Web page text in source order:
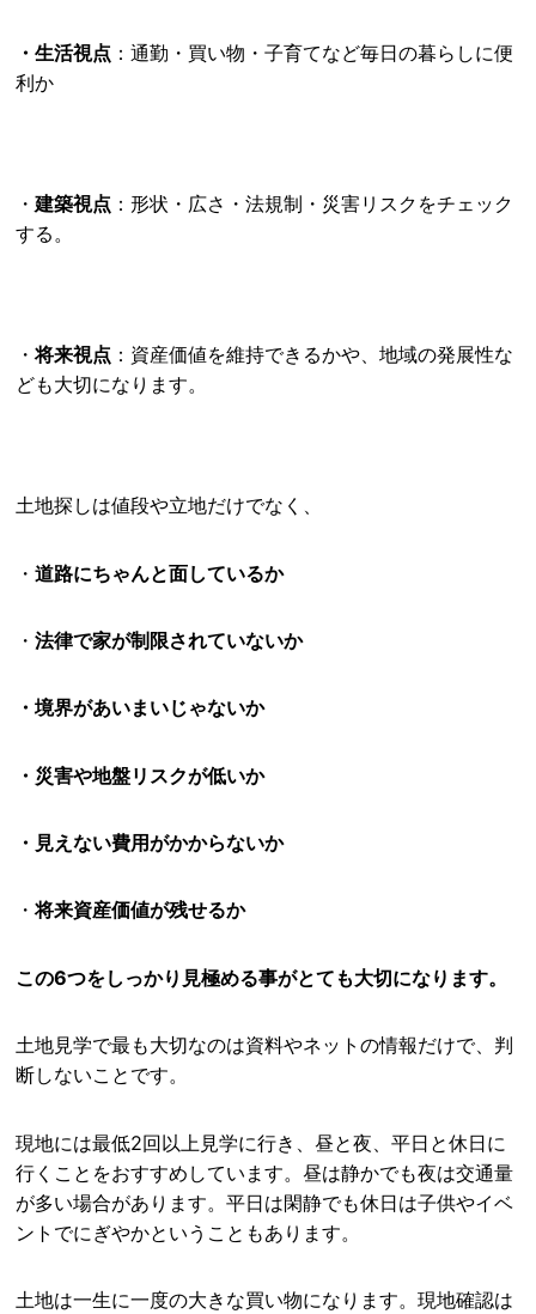
・生活視点 ：通勤・買い物・子育てなど毎日の暮らしに便
利か
・建築視点 ：形状・広さ・法規制・災害リスクをチェック
する。
・将来視点 ：資産価値を維持できるかや、地域の発展性な
ども大切になります。
土地探しは値段や立地だけでなく、
・道路にちゃんと面しているか
・法律で家が制限されていないか
・境界があいまいじゃないか
・災害や地盤リスクが低いか
・見えない費用がかからないか
・将来資産価値が残せるか
この6つをしっかり見極める事がとても大切になります。
土地見学で最も大切なのは資料やネットの情報だけで、判
断しないことです。
現地には最低2回以上見学に行き、昼と夜、平日と休日に
行くことをおすすめしています。昼は静かでも夜は交通量
が多い場合があります。平日は閑静でも休日は子供やイベ
ントでにぎやかということもあります。
土地は一生に一度の大きな買い物になります。現地確認は